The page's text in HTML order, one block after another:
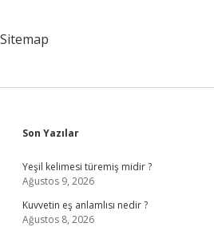
Sitemap
Sidebar
Son Yazılar
Yeşil kelimesi türemiş midir ?
Ağustos 9, 2026
Kuvvetin eş anlamlısı nedir ?
Ağustos 8, 2026